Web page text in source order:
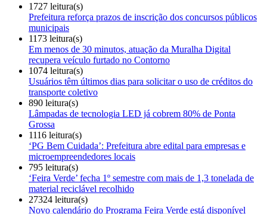
1727 leitura(s)
Prefeitura reforça prazos de inscrição dos concursos públicos
municipais
1173 leitura(s)
Em menos de 30 minutos, atuação da Muralha Digital
recupera veículo furtado no Contorno
1074 leitura(s)
Usuários têm últimos dias para solicitar o uso de créditos do
transporte coletivo
890 leitura(s)
Lâmpadas de tecnologia LED já cobrem 80% de Ponta
Grossa
1116 leitura(s)
‘PG Bem Cuidada’: Prefeitura abre edital para empresas e
microempreendedores locais
795 leitura(s)
‘Feira Verde’ fecha 1º semestre com mais de 1,3 tonelada de
material reciclável recolhido
27324 leitura(s)
Novo calendário do Programa Feira Verde está disponível